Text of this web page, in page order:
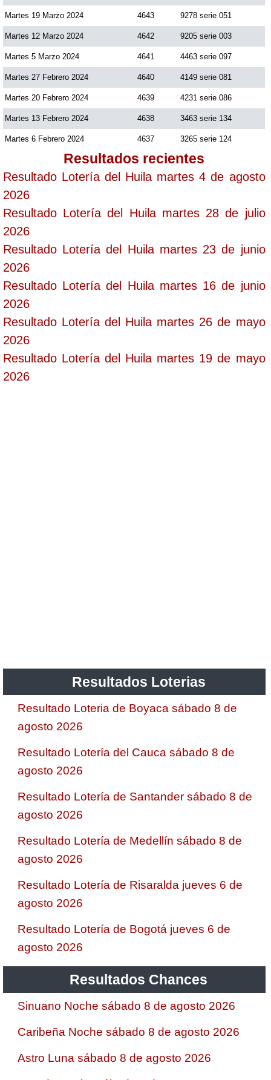
Martes 19 Marzo 2024 4643 9278 serie 051
Martes 12 Marzo 2024 4642 9205 serie 003
Martes 5 Marzo 2024 4641 4463 serie 097
Martes 27 Febrero 2024 4640 4149 serie 081
Martes 20 Febrero 2024 4639 4231 serie 086
Martes 13 Febrero 2024 4638 3463 serie 134
Martes 6 Febrero 2024 4637 3265 serie 124
Resultados recientes
Resultado Lotería del Huila martes 4 de agosto
2026
Resultado Lotería del Huila martes 28 de julio
2026
Resultado Lotería del Huila martes 23 de junio
2026
Resultado Lotería del Huila martes 16 de junio
2026
Resultado Lotería del Huila martes 26 de mayo
2026
Resultado Lotería del Huila martes 19 de mayo
2026
Resultados Loterias
Resultado Loteria de Boyaca sábado 8 de
agosto 2026
Resultado Lotería del Cauca sábado 8 de
agosto 2026
Resultado Lotería de Santander sábado 8 de
agosto 2026
Resultado Lotería de Medellín sábado 8 de
agosto 2026
Resultado Lotería de Risaralda jueves 6 de
agosto 2026
Resultado Lotería de Bogotá jueves 6 de
agosto 2026
Resultados Chances
Sinuano Noche sábado 8 de agosto 2026
Caribeña Noche sábado 8 de agosto 2026
Astro Luna sábado 8 de agosto 2026